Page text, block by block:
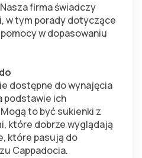
Nasza firma świadczy
w tym porady dotyczące
w dopasowaniu
dostępne do wynajęcia
podstawie ich
to być sukienki z
które dobrze wyglądają
które pasują do
Cappadocia.